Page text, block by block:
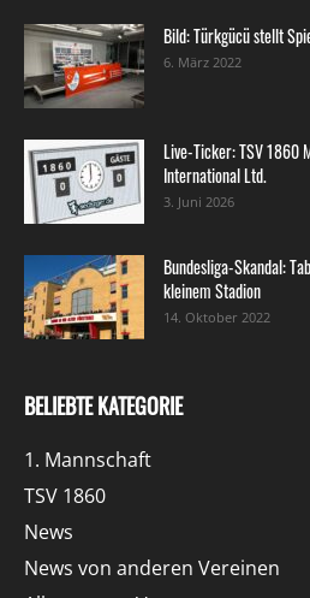
Bild: Türkgücü stellt
6. März 2022
Live-Ticker: TSV 1860
International Ltd.
3. Juni 2026
Bundesliga-Skandal:
kleinem Stadion
14. Oktober 2022
BELIEBTE KATEGORIE
1. Mannschaft
TSV 1860
News
News von anderen Vereinen